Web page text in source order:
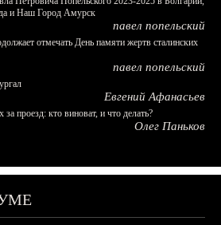
и Наш Город Амурск
павел попельский
отмечать День памяти жертв сталинских
павел попельский
Евгений Афанасьев
проезд: кто виноват, и что делать?
Олег Паньков